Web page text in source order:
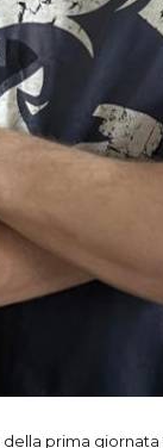
migliora
migliora anche lui
stessa categoria,
anche per Bryan
libero passa dalla
Fornaro
(anche lui PB).